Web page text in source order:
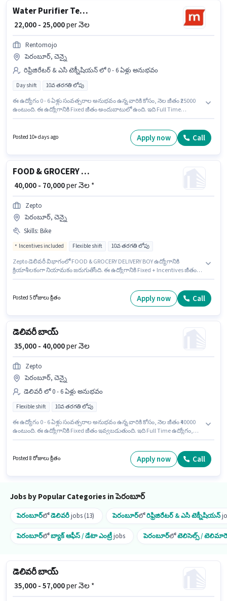
Water Purifier Technician
₹ 22,000 - 25,000per నెల
Rentomojo
పెరంబూర్, చెన్నై
రిఫ్రిజిరేటర్ & ఎసి టెక్నీషియన్ లో 0 - 6 ఏళ్లు అనుభవం
Day shift 10వ తరగతి లోపు
ఈ ఉద్యోగం 0 - 6 ఏళ్లు సంవత్సరాల అనుభవం ఉన్న వారికి కోసం, నెల జీతం ₹25000
ఉంటుంది. ఈ ఉద్యోగానికి Fixed జీతం అందుబాటులో ఉంది. ఇది Full Time
ఉద్యోగం పెరంబూర్, చెన్నై లో ఉంది. Rentomojo లో రిఫ్రిజిరేటర్ & ఎసి టెక్నీషియన్
Posted 10+ days ago Apply now Call
FOOD & GROCERY DELIVERY BOY
₹ 40,000 - 70,000per నెల *
Zepto
పెరంబూర్, చెన్నై
Skills: Bike
Incentives included Flexible shift 10వ తరగతి లోపు
Zepto డెలివరీ విభాగంలో FOOD & GROCERY DELIVERY BOY ఉద్యోగానికి
క్రియాశీలకంగా నియామకం జరుగుతోంది. ఈ ఉద్యోగానికి Fixed + Incentives జీతం
ఖాళీ పెరంబూర్, చెన్నై లో ఉంది. అభ్యర్థి ఇంగ్లీష్ లో నిపుణుడిగా ఉండాలి.
Posted 5 రోజులు క్రితం Apply now Call
డెలివరీ బాయ్
₹ 35,000 - 40,000per నెల
Zepto
పెరంబూర్, చెన్నై
డెలివరీ లో 0 - 6 ఏళ్లు అనుభవం
Flexible shift 10వ తరగతి లోపు
ఈ ఉద్యోగం 0 - 6 ఏళ్లు సంవత్సరాల అనుభవం ఉన్న వారికి కోసం, నెల జీతం ₹40000
ఉంటుంది. ఈ ఉద్యోగానికి Fixed జీతం ఇవ్వబడుతుంది. ఇది Full Time ఉద్యోగం,
ఉద్యోగం పెరంబూర్, చెన్నై లో ఉంది. Zepto లో డెలివరీ విభాగంలో డెలివరీ బాయ్ గా
Posted 8 రోజులు క్రితం Apply now Call
Jobs by Popular Categories in పెరంబూర్
పెరంబూర్లోడెలివరీjobs (13) పెరంబూర్లోరిఫ్రిజిరేటర్ & ఎసి టెక్నీషియన్
పెరంబూర్లోబ్యాక్ ఆఫీస్ / డేటా ఎంట్రీjobs పెరంబూర్లోటెలిసెల్స్ /
డెలివరీ బాయ్
₹ 35,000 - 57,000per నెల *